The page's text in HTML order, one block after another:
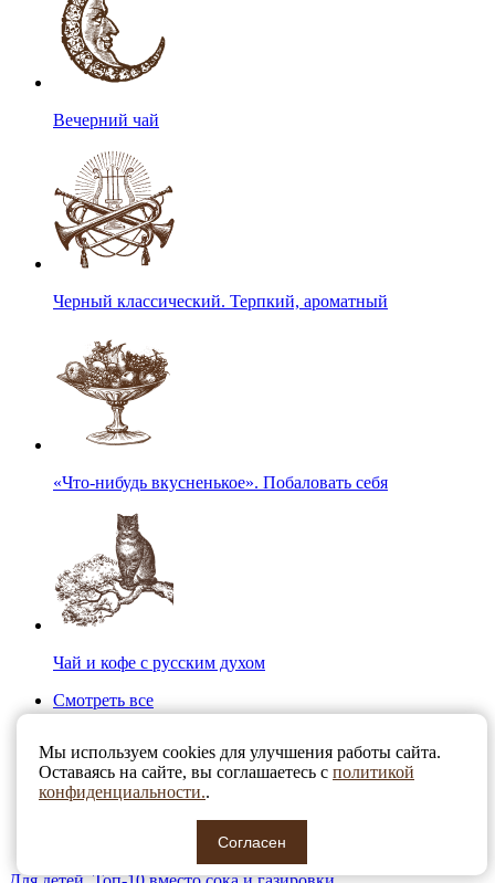
Вечерний чай
Черный классический. Терпкий, ароматный
«Что-нибудь вкусненькое». Побаловать себя
Чай и кофе с русским духом
Смотреть все
Мы используем cookies для улучшения работы сайта.
Оставаясь на сайте, вы соглашаетесь с политикой
конфиденциальности..
Согласен